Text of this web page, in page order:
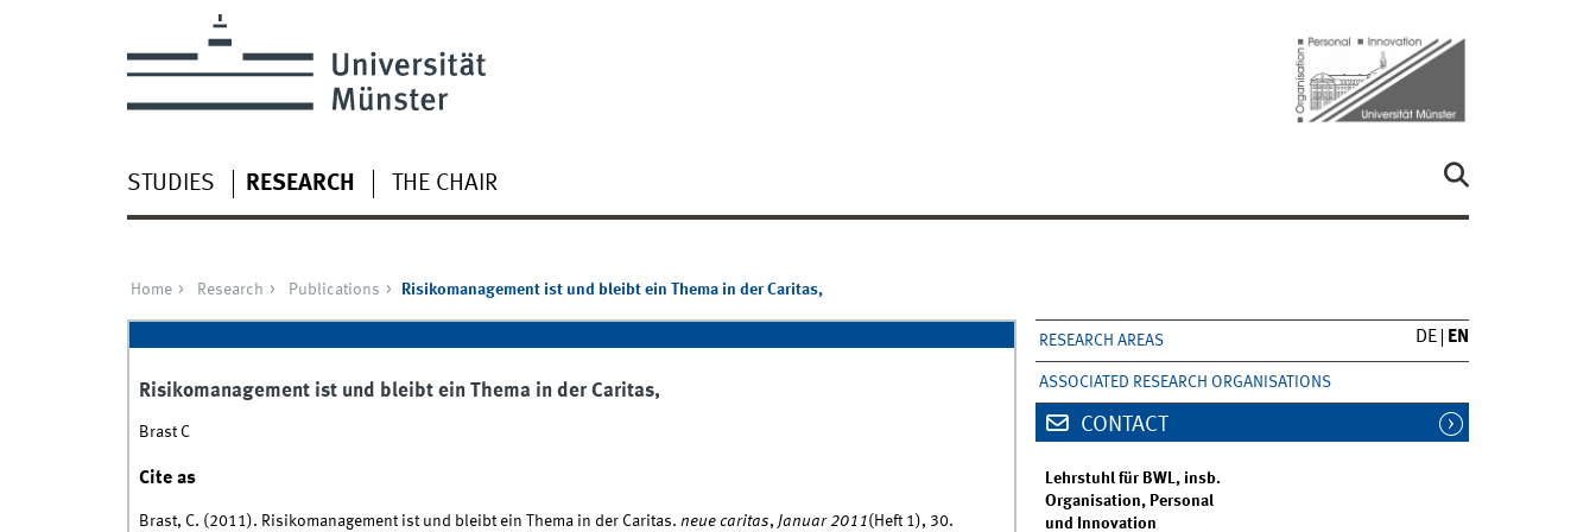
STUDIES RESEARCH THE CHAIR
DE EN
Home Research Publications Risikomanagement ist und bleibt ein Thema in der Caritas,
RESEARCH AREAS
ASSOCIATED RESEARCH ORGANISATIONS
Risikomanagement ist und bleibt ein Thema in der Caritas,
Brast C
Cite as
Brast, C. (2011). Risikomanagement ist und bleibt ein Thema in der Caritas. neue caritas, Januar 2011(Heft 1), 30.
CONTACT
Lehrstuhl für BWL, insb.
Organisation, Personal
und Innovation